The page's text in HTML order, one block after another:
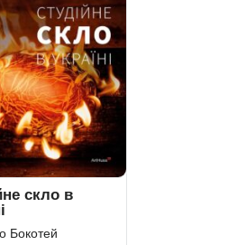
скло в
Бокотей